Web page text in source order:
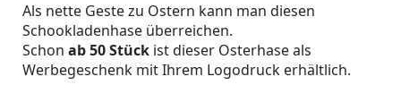
Als nette Geste zu Ostern kann man diesen
Schookladenhase überreichen.
Schon ab 50 Stück ist dieser Osterhase als
Werbegeschenk mit Ihrem Logodruck erhältlich.